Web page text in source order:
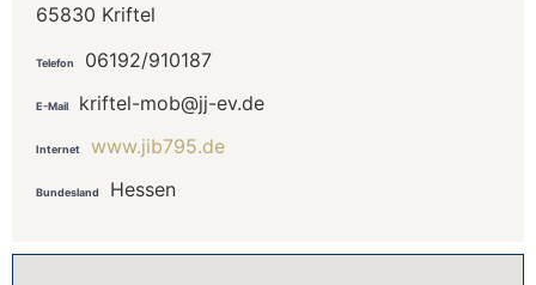
65830 Kriftel
Telefon 06192/910187
E-Mail kriftel-mob@jj-ev.de
Internet www.jib795.de
Bundesland Hessen